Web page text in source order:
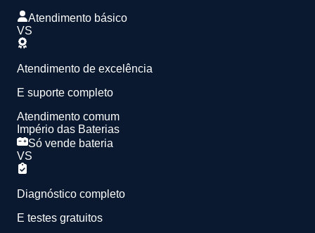
Atendimento básico
VS
Atendimento de excelência
E suporte completo
Atendimento comum
Império das Baterias
Só vende bateria
VS
Diagnóstico completo
E testes gratuitos